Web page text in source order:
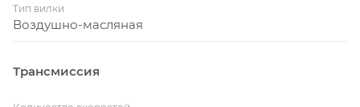
Тип вилки
Воздушно-масляная
Трансмиссия